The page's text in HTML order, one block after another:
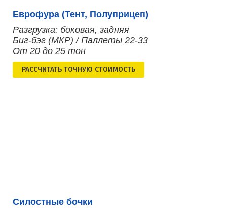
Еврофура (Тент, Полуприцеп)
Разгрузка: боковая, задняя
Биг-бэг (МКР) / Паллеты 22-33
От 20 до 25 тон
РАСCЧИТАТЬ ТОЧНУЮ СТОИМОСТЬ
Силостные бочки